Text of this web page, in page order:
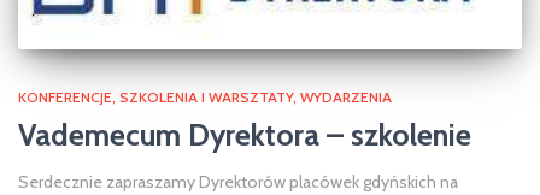
KONFERENCJE SZKOLENIA I WARSZTATY WYDARZENIA
Vademecum Dyrektora – szkolenie
Serdecznie zapraszamy Dyrektorów placówek gdyńskich na